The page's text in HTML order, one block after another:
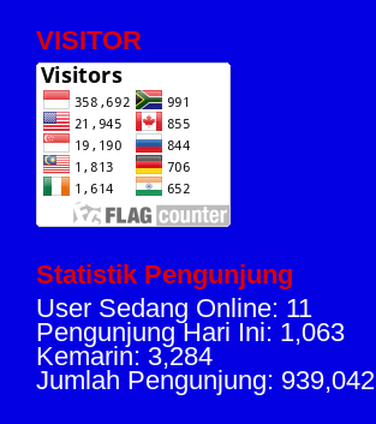
VISITOR
Statistik Pengunjung
User Sedang Online: 11
Pengunjung Hari Ini: 1,063
Kemarin: 3,284
Jumlah Pengunjung: 939,042